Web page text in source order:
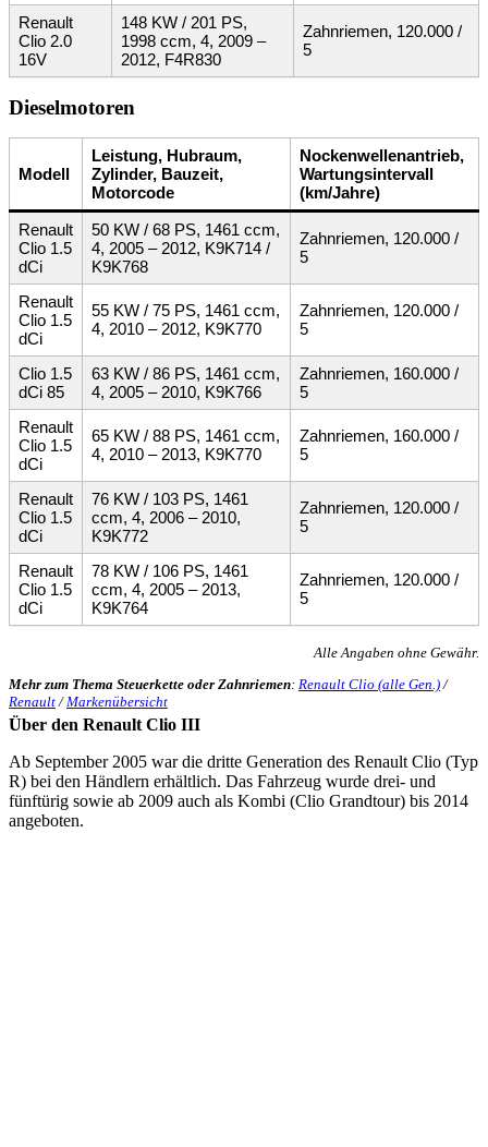
Renault
Clio 2.0
16V
148 KW / 201 PS,
1998 ccm, 4, 2009 –
2012, F4R830
Zahnriemen, 120.000 /
5
Dieselmotoren
Modell
Leistung, Hubraum,
Zylinder, Bauzeit,
Motorcode
Nockenwellenantrieb,
Wartungsintervall
(km/Jahre)
Renault
Clio 1.5
dCi
50 KW / 68 PS, 1461 ccm,
4, 2005 – 2012, K9K714 /
K9K768
Zahnriemen, 120.000 /
5
Renault
Clio 1.5
dCi
55 KW / 75 PS, 1461 ccm,
4, 2010 – 2012, K9K770
Zahnriemen, 120.000 /
5
Clio 1.5
dCi 85
63 KW / 86 PS, 1461 ccm,
4, 2005 – 2010, K9K766
Zahnriemen, 160.000 /
5
Renault
Clio 1.5
dCi
65 KW / 88 PS, 1461 ccm,
4, 2010 – 2013, K9K770
Zahnriemen, 160.000 /
5
Renault
Clio 1.5
dCi
76 KW / 103 PS, 1461
ccm, 4, 2006 – 2010,
K9K772
Zahnriemen, 120.000 /
5
Renault
Clio 1.5
dCi
78 KW / 106 PS, 1461
ccm, 4, 2005 – 2013,
K9K764
Zahnriemen, 120.000 /
5
Alle Angaben ohne Gewähr.
Mehr zum Thema Steuerkette oder Zahnriemen: Renault Clio (alle Gen.)/
Renault/Markenübersicht
Über den Renault Clio III
Ab September 2005 war die dritte Generation des Renault Clio (Typ
R) bei den Händlern erhältlich. Das Fahrzeug wurde drei- und
fünftürig sowie ab 2009 auch als Kombi (Clio Grandtour) bis 2014
angeboten.